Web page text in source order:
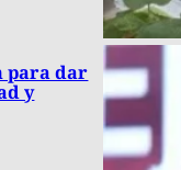
para dar
y